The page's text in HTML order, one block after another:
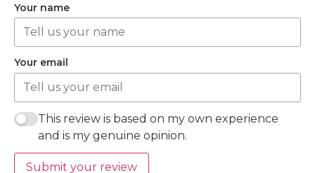
Your name
Your email
This review is based on my own experience
and is my genuine opinion.
Submit your review